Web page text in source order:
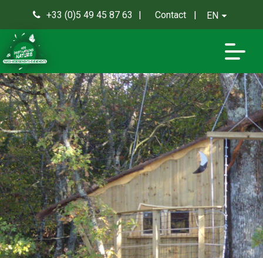
+33 (0)5 49 45 87 63 Contact EN